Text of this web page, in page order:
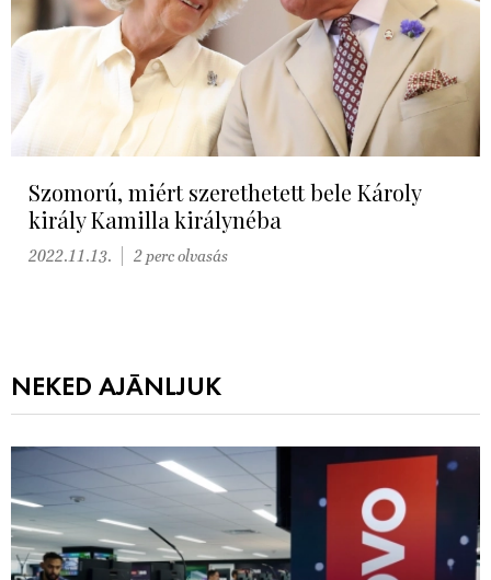
Szomorú, miért szerethetett bele Károly
király Kamilla királynéba
2022.11.13. 2 perc olvasás
NEKED AJÁNLJUK